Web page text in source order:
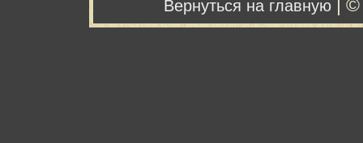
Вернуться на главную |